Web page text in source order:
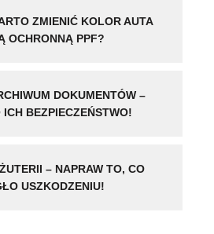
ZMIENIĆ KOLOR AUTA
OCHRONNĄ PPF?
DOKUMENTÓW –
BEZPIECZEŃSTWO!
– NAPRAW TO, CO
USZKODZENIU!